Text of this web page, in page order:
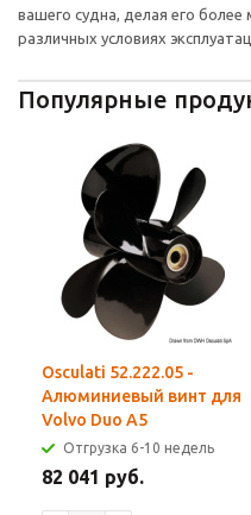
вашего судна, делая его
различных условиях
Популярные
Osculati 52.222.05 -
Алюминиевый винт для
Volvo Duo A5
Отгрузка 6-10 недель
82 041 руб.